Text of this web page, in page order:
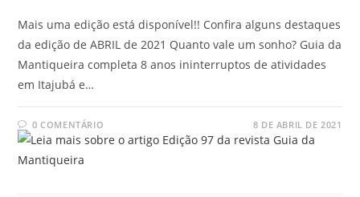
Mais uma edição está disponível!! Confira alguns destaques
da edição de ABRIL de 2021 Quanto vale um sonho? Guia da
Mantiqueira completa 8 anos ininterruptos de atividades
em Itajubá e…
0 COMENTÁRIO 8 DE ABRIL DE 2021